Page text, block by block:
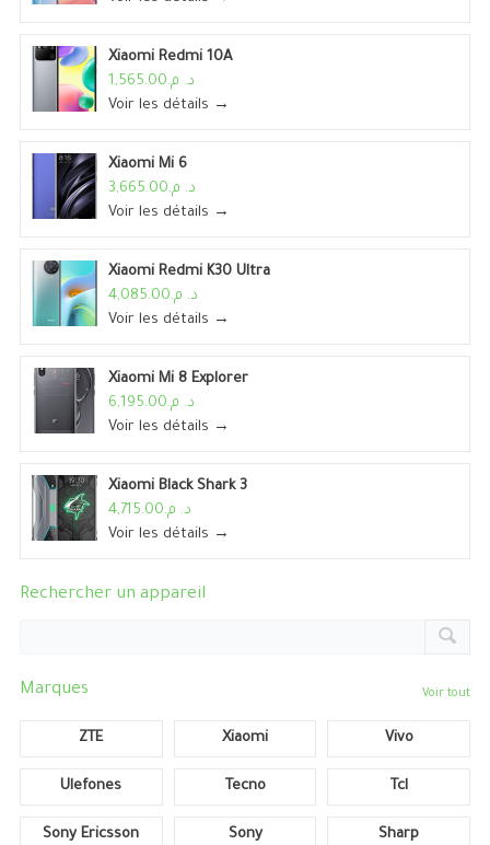
Xiaomi Redmi 10A
د. م.1,565.00
Voir les détails →
Xiaomi Mi 6
د. م.3,665.00
Voir les détails →
Xiaomi Redmi K30 Ultra
د. م.4,085.00
Voir les détails →
Xiaomi Mi 8 Explorer
د. م.6,195.00
Voir les détails →
Xiaomi Black Shark 3
د. م.4,715.00
Voir les détails →
Rechercher un appareil
Marques Voir tout
ZTE Xiaomi Vivo
Ulefones Tecno Tcl
Sony Ericsson Sony Sharp